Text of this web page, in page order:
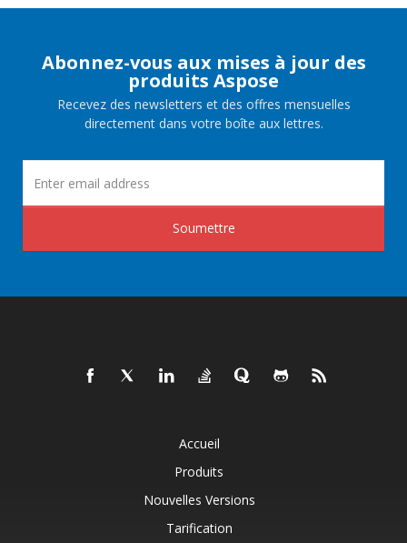
Abonnez-vous aux mises à jour des
produits Aspose
Recevez des newsletters et des offres mensuelles
directement dans votre boîte aux lettres.
Soumettre
Accueil
Produits
Nouvelles Versions
Tarification